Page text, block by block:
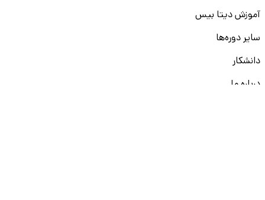
آموزش دیتا بیس
سایر دوره‌ها
دانشکار
درباره ما